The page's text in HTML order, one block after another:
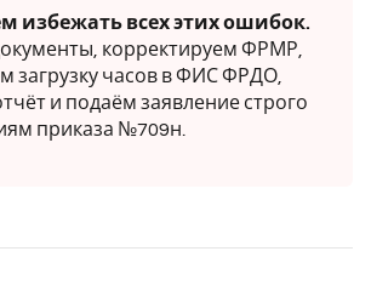
избежать всех этих ошибок.
корректируем ФРМР,
загрузку часов в ФИС ФРДО,
и подаём заявление строго
приказа №709н.